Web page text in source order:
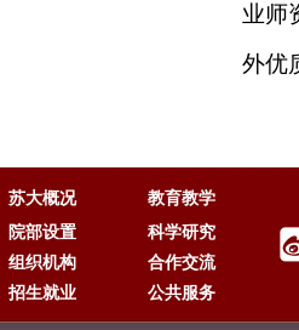
业师
外优
苏大概况
教育教学
院部设置
科学研究
组织机构
合作交流
招生就业
公共服务